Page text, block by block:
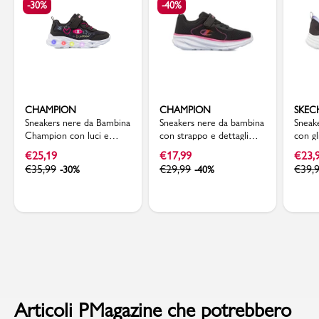
-30%
CHAMPION
Sneakers nere da Bambina
Champion con luci e
strappo
€25,19
€35,99 -30%
-40%
CHAMPION
Sneakers nere da bambina
con strappo e dettagli
rosa Champion
€17,99
€29,99 -40%
con
€
€
Articoli PMagazine che potrebbero